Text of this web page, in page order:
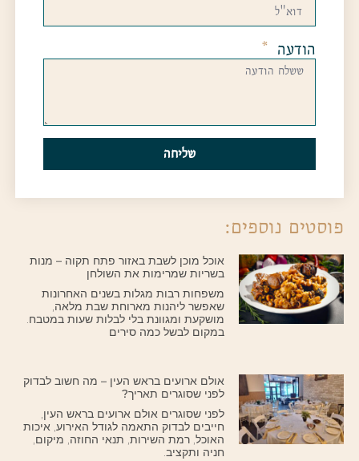
הודעה
שליחה
פוסטים נוספים:
אוכל מוכן לשבת באזור פתח תקוה – מנות
בשריות שמרימות את השולחן
משפחות רבות מגלות בשנים האחרונות
שאפשר ליהנות מארוחת שבת מלאה,
מושקעת ומגוונת בלי לבלות שעות במטבח.
במקום לבשל כמה סירים
אולם ארועים בראש העין – מה חשוב לבדוק
לפני שסוגרים תאריך?
לפני שסוגרים אולם ארועים בראש העין,
חייבים לבדוק התאמה לגודל האירוע, איכות
האוכל, רמת השירות, תנאי החוזה, מיקום,
חניה ותקציב.